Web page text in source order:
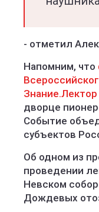
- отметил
Напомним, что
Знание.Лектор
дворце
Событие
субъектов
Об одном из
проведении
Невском
Дождевых